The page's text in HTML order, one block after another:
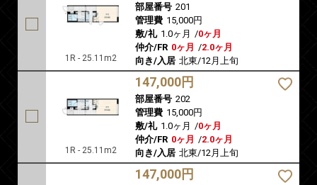
1R - 25.11m2
部屋番号 201
管理費 15,000円
敷/礼 1.0ヶ月 /0ヶ月
仲介/FR 0ヶ月 /2.0ヶ月
向き/入居 北東/12月上旬
1R - 25.11m2
147,000円
部屋番号 202
管理費 15,000円
敷/礼 1.0ヶ月 /0ヶ月
仲介/FR 0ヶ月 /2.0ヶ月
向き/入居 北東/12月上旬
147,000円